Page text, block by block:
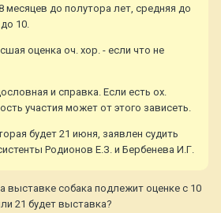
месяцев до полутора лет, средняя до
10.
оценка оч. хор. - если что не
и справка. Если есть ох.
участия может от этого зависеть.
будет 21 июня, заявлен судить
Родионов Е.З. и Бербенева И.Г.
выставке собака подлежит оценке с 10
21 будет выставка?